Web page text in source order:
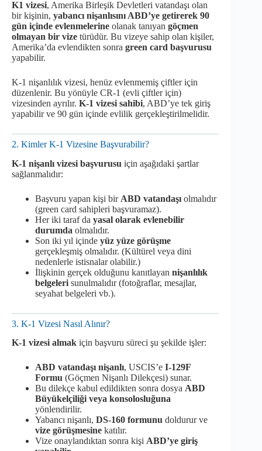
K1 vizesi, Amerika Birleşik Devletleri vatandaşı olan
bir kişinin, yabancı nişanlısını ABD’ye getirerek 90
gün içinde evlenmelerine olanak tanıyan göçmen
olmayan bir vize türüdür. Bu vizeye sahip olan kişiler,
Amerika’da evlendikten sonra green card başvurusu
yapabilir.
K-1 nişanlılık vizesi, henüz evlenmemiş çiftler için
düzenlenir. Bu yönüyle CR-1 (evli çiftler için)
vizesinden ayrılır. K-1 vizesi sahibi, ABD’ye tek giriş
yapabilir ve 90 gün içinde evlilik gerçekleştirilmelidir.
2. Kimler K-1 Vizesine Başvurabilir?
K-1 nişanlı vizesi başvurusu için aşağıdaki şartlar
sağlanmalıdır:
Başvuru yapan kişi bir ABD vatandaşı olmalıdır
(green card sahipleri başvuramaz).
Her iki taraf da yasal olarak evlenebilir
durumda olmalıdır.
Son iki yıl içinde yüz yüze görüşme
gerçekleşmiş olmalıdır. (Kültürel veya dini
nedenlerle istisnalar olabilir.)
İlişkinin gerçek olduğunu kanıtlayan nişanlılık
belgeleri sunulmalıdır (fotoğraflar, mesajlar,
seyahat belgeleri vb.).
3. K-1 Vizesi Nasıl Alınır?
K-1 vizesi almak için başvuru süreci şu şekilde işler:
ABD vatandaşı nişanlı, USCIS’e I-129F
Formu (Göçmen Nişanlı Dilekçesi) sunar.
Bu dilekçe kabul edildikten sonra dosya ABD
Büyükelçiliği veya konsolosluğuna
yönlendirilir.
Yabancı nişanlı, DS-160 formunu doldurur ve
vize görüşmesine katılır.
Vize onaylandıktan sonra kişi ABD’ye giriş